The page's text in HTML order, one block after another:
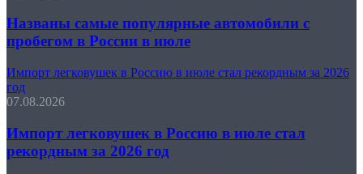
Названы самые популярные автомобили с
пробегом в России в июле
Импорт легковушек в Россию в июле стал рекордным за 2026
год
07.08.2026
Импорт легковушек в Россию в июле стал
рекордным за 2026 год